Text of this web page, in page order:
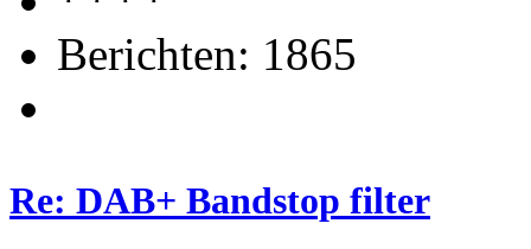
Berichten: 1865
Re: DAB+ Bandstop filter